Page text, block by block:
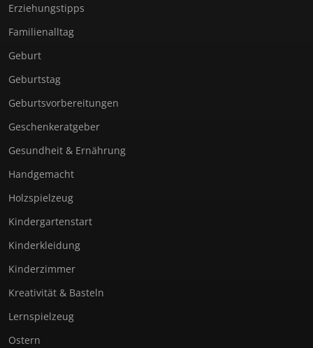
Erziehungstipps
Familienalltag
Geburt
Geburtstag
Geburtsvorbereitungen
Geschenkeratgeber
Gesundheit & Ernährung
Handgemacht
Holzspielzeug
Kindergartenstart
Kinderkleidung
Kinderzimmer
Kreativität & Basteln
Lernspielzeug
Ostern